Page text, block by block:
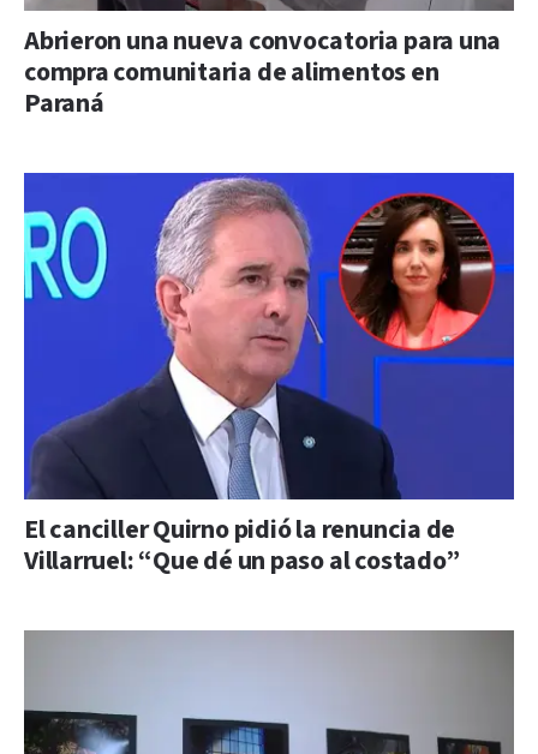
Abrieron una nueva convocatoria para una
compra comunitaria de alimentos en
Paraná
El canciller Quirno pidió la renuncia de
Villarruel: “Que dé un paso al costado”